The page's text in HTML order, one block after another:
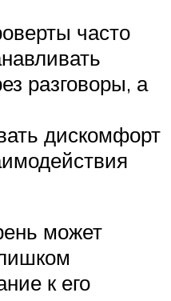
часто
разговоры, а
дискомфорт
может
к его